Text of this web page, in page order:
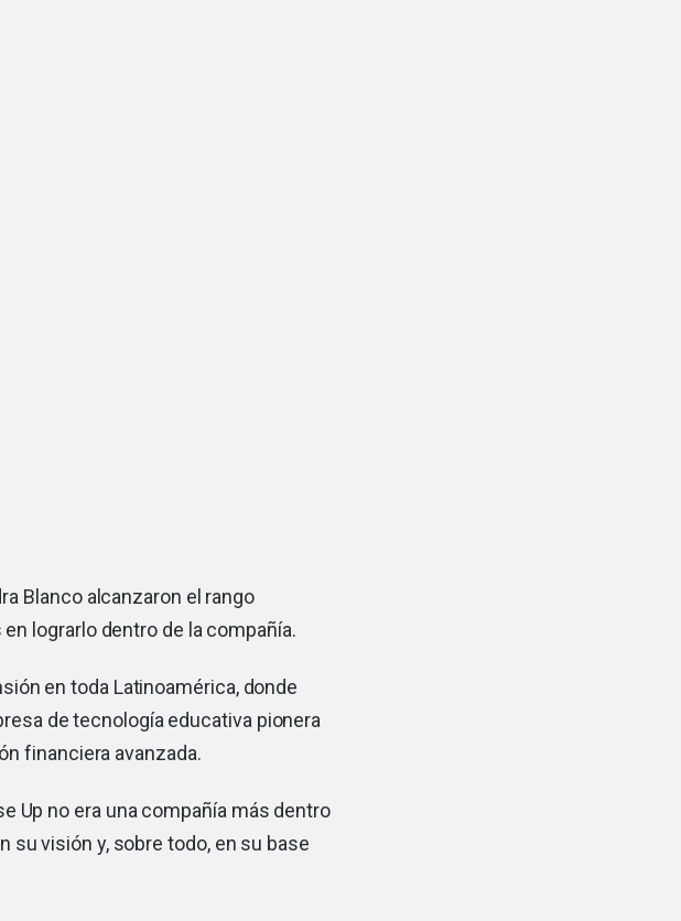
Blanco alcanzaron el rango
lograrlo dentro de la compañía.
en toda Latinoamérica, donde
de tecnología educativa pionera
financiera avanzada.
Up no era una compañía más dentro
su visión y, sobre todo, en su base